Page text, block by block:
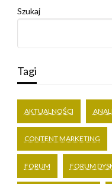
Szukaj
Tagi
AKTUALNOŚCI
CONTENT MARKETING
FORUM FORUM